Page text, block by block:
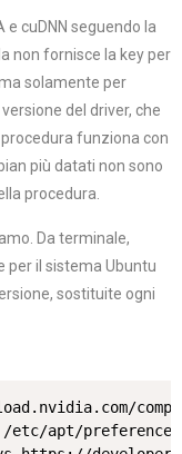
e cuDNN seguendo la
non fornisce la key per
solamente per
del driver, che
funziona con
più datati non sono
procedura.
Da terminale,
per il sistema Ubuntu
sostituite ogni